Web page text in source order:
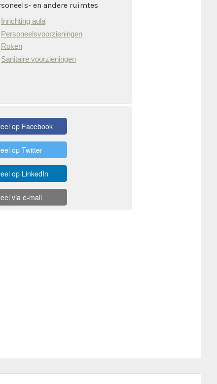
en andere ruimtes
Inrichting aula
Personeelsvoorzieningen
Roken
Sanitaire voorzieningen
op Facebook
op Twitter
op LinkedIn
via e-mail